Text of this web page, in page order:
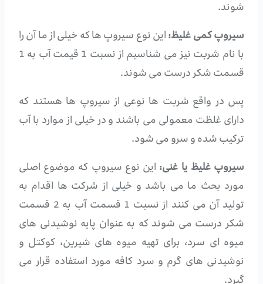
شوند.
سیروپ کمی غلیظ:این نوع سیروپ ها که خیلی از ما آن را
با نام شربت نیز می شناسیم از نسبت 1 قیمت آب به 1
قسمت شکر درست می شوند.
پس در واقع شربت ها نوعی از سیروپ ها هستند که
دارای غلظت معمولی می باشند و در خیلی از موارد با آب
ترکیب شده و سرو می شود.
سیروپ غلیظ یا غنی: این نوع سیروپ که موضوع اصلی
مورد بحث ما می باشد و خیلی از شرکت ها اقدام به
تولید آن می کنند از نسبت 1 قسمت آب به 2 قسمت
شکر درست می شوند که به عنوان پایه نوشیدنی های
میوه ای سرد، برای تهیه میوه های شیرین، کوکتل و
نوشیدنی های گرم و سرد کافه مورد استفاده قرار می